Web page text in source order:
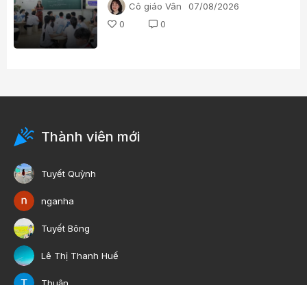
Cô giáo Vân
07/08/2026
0
0
Thành viên mới
Tuyết Quỳnh
nganha
Tuyết Bông
Lê Thị Thanh Huế